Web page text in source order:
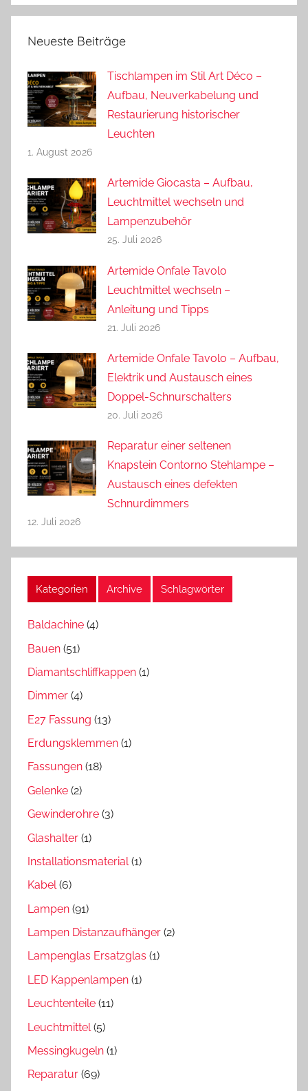
Neueste Beiträge
Tischlampen im Stil Art Déco –
Aufbau, Neuverkabelung und
Restaurierung historischer
Leuchten
1. August 2026
Artemide Giocasta – Aufbau,
Leuchtmittel wechseln und
Lampenzubehör
25. Juli 2026
Artemide Onfale Tavolo
Leuchtmittel wechseln –
Anleitung und Tipps
21. Juli 2026
Artemide Onfale Tavolo – Aufbau,
Elektrik und Austausch eines
Doppel-Schnurschalters
20. Juli 2026
Reparatur einer seltenen
Knapstein Contorno Stehlampe –
Austausch eines defekten
Schnurdimmers
12. Juli 2026
Kategorien Archive Schlagwörter
Baldachine (4)
Bauen (51)
Diamantschliffkappen (1)
Dimmer (4)
E27 Fassung (13)
Erdungsklemmen (1)
Fassungen (18)
Gelenke (2)
Gewinderohre (3)
Glashalter (1)
Installationsmaterial(1)
Kabel(6)
Lampen (91)
Lampen Distanzaufhänger (2)
Lampenglas Ersatzglas (1)
LED Kappenlampen (1)
Leuchtenteile (11)
Leuchtmittel (5)
Messingkugeln (1)
Reparatur (69)